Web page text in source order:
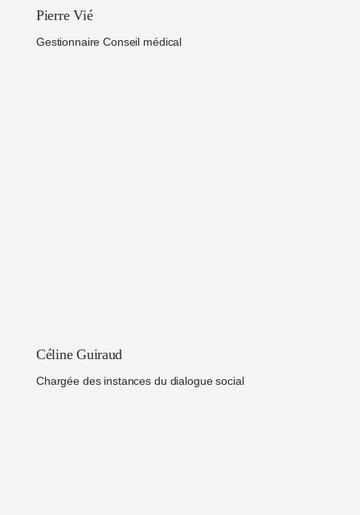
Pierre Vié
Gestionnaire Conseil médical
Céline Guiraud
Chargée des instances du dialogue social